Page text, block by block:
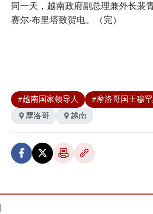
同一天，越南政府副总理兼外长裴
赛尔·布里塔致贺电。（完）
#越南国家领导人 #摩洛哥国王穆
摩洛哥
越南